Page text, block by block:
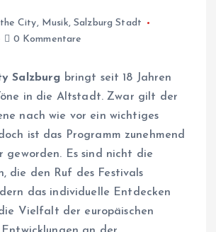
City, Musik, Salzburg Stadt
0 Kommentare
Salzburg bringt seit 18 Jahren
in die Altstadt. Zwar gilt der
nach wie vor ein wichtiges
ist das Programm zunehmend
geworden. Es sind nicht die
die den Ruf des Festivals
das individuelle Entdecken
Vielfalt der europäischen